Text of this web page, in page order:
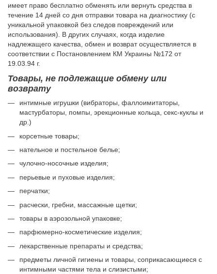
имеет право бесплатно обменять или вернуть средства в
течение 14 дней со дня отправки товара на диагностику (с
уникальной упаковкой без следов повреждений или
использования). В других случаях, когда изделие
надлежащего качества, обмен и возврат осуществляется в
соответствии с Постановлением КМ Украины №172 от
19.03.94 г.
Товары, не подлежащие обмену или
возврату
интимные игрушки (вибраторы, фаллоимитаторы,
мастурбаторы, помпы, эрекционные кольца, секс-куклы и
др.)
корсетные товары;
нательное и постельное белье;
чулочно-носочные изделия;
перьевые и пуховые изделия;
перчатки;
расчески, гребни, массажные щетки;
товары в аэрозольной упаковке;
парфюмерно-косметические изделия;
лекарственные препараты и средства;
предметы личной гигиены и товары, соприкасающиеся с
интимными частями тела и слизистыми;